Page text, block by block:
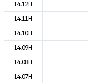
14.12H
14.11H
14.10H
14.09H
14.08H
14.07H